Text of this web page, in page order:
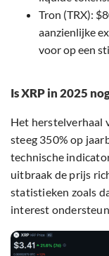
Tron (TRX):
aanzienlijke
voor op een
Is XRP in 2025
Het herstelverhaal
steeg 350% op
technische
uitbraak de prijs
statistieken zoals
interest